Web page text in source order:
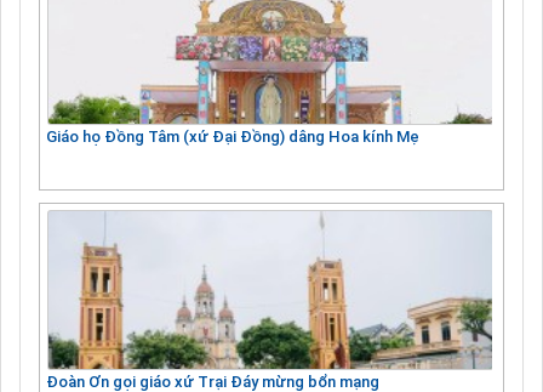
Giáo họ Đồng Tâm (xứ Đại Đồng) dâng Hoa kính Mẹ
Đoàn Ơn gọi giáo xứ Trại Đáy mừng bổn mạng